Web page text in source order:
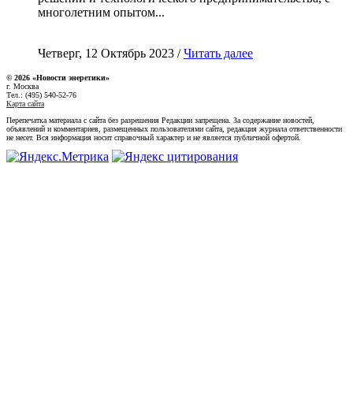
многолетним опытом...
Четверг, 12 Октябрь 2023 /Читать далее
© 2026 «Новости энеретики»
г. Москва
Тел.: (495) 540-52-76
Карта сайта
Перепечатка материала с сайта без разрешения Редакции запрещена. За содержание новостей,
объявлений и комментариев, размещенных пользователями сайта, редакция журнала ответственности
не несет. Вся информация носит справочный характер и не является публичной офертой.